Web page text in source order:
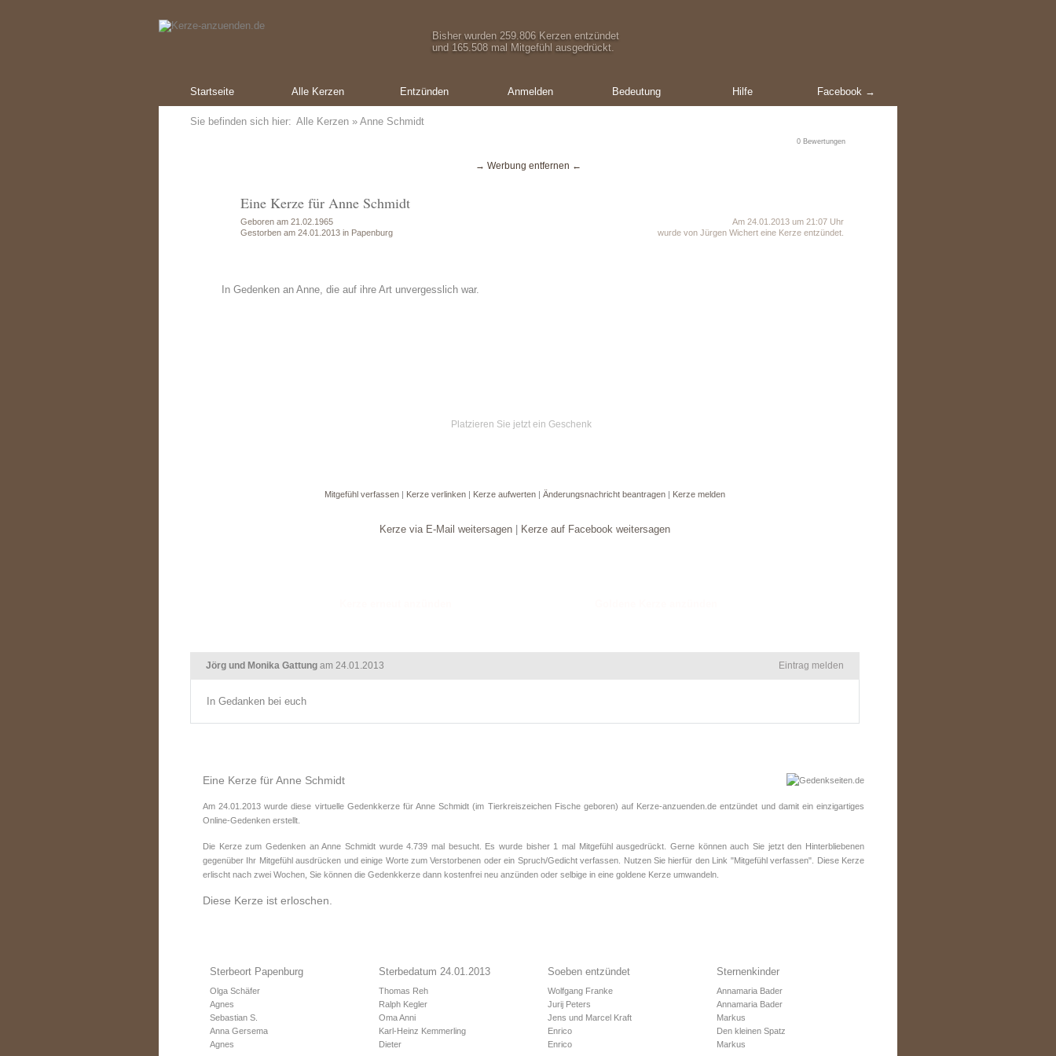
Bisher wurden 259.806 Kerzen entzündet
und 165.508 mal Mitgefühl ausgedrückt.
Startseite Alle Kerzen Entzünden Anmelden Bedeutung Hilfe Facebook →
Sie befinden sich hier: Alle Kerzen » Anne Schmidt
0 Bewertungen
→ Werbung entfernen ←
Eine Kerze für Anne Schmidt
Geboren am 21.02.1965
Gestorben am 24.01.2013 in Papenburg
Am 24.01.2013 um 21:07 Uhr
wurde von Jürgen Wichert eine Kerze entzündet.
In Gedenken an Anne, die auf ihre Art unvergesslich war.
Platzieren Sie jetzt ein Geschenk
Mitgefühl verfassen | Kerze verlinken | Kerze aufwerten | Änderungsnachricht beantragen | Kerze melden
Kerze via E-Mail weitersagen Kerze auf Facebook weitersagen
Jörg und Monika Gattung am 24.01.2013 Eintrag melden
In Gedanken bei euch
Eine Kerze für Anne Schmidt
Am 24.01.2013 wurde diese virtuelle Gedenkkerze für Anne Schmidt (im Tierkreiszeichen Fischegeboren) auf Kerze-anzuenden.de entzündet und damit ein einzigartiges
Online-Gedenken erstellt.
Die Kerze zum Gedenken an Anne Schmidt wurde 4.739 mal besucht. Es wurde bisher 1 mal Mitgefühl ausgedrückt. Gerne können auch Sie jetzt den Hinterbliebenen
gegenüber Ihr Mitgefühl ausdrücken und einige Worte zum Verstorbenen oder ein Spruch/Gedicht verfassen. Nutzen Sie hierfür den Link "Mitgefühl verfassen". Diese Kerze
erlischt nach zwei Wochen, Sie können die Gedenkkerze dann kostenfrei neu anzünden oder selbige in eine goldene Kerze umwandeln.
Diese Kerze ist erloschen.
Sterbeort Papenburg
Olga Schäfer
Agnes
Sebastian S.
Anna Gersema
Agnes
Sterbedatum 24.01.2013
Thomas Reh
Ralph Kegler
Oma Anni
Karl-Heinz Kemmerling
Dieter
Soeben entzündet
Wolfgang Franke
Jurij Peters
Jens und Marcel Kraft
Enrico
Enrico
Sternenkinder
Annamaria Bader
Annamaria Bader
Markus
Den kleinen Spatz
Markus